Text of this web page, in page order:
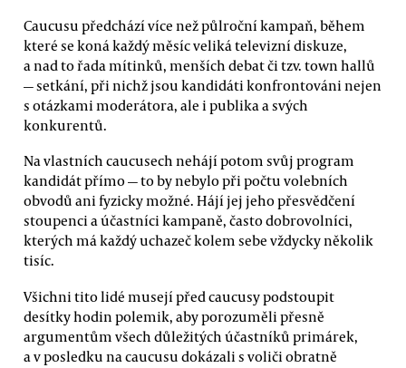
Caucusu předchází více než půlroční kampaň, během
které se koná každý měsíc veliká televizní diskuze,
a nad to řada mítinků, menších debat či tzv. town hallů
— setkání, při nichž jsou kandidáti konfrontováni nejen
s otázkami moderátora, ale i publika a svých
konkurentů.
Na vlastních caucusech nehájí potom svůj program
kandidát přímo — to by nebylo při počtu volebních
obvodů ani fyzicky možné. Hájí jej jeho přesvědčení
stoupenci a účastníci kampaně, často dobrovolníci,
kterých má každý uchazeč kolem sebe vždycky několik
tisíc.
Všichni tito lidé musejí před caucusy podstoupit
desítky hodin polemik, aby porozuměli přesně
argumentům všech důležitých účastníků primárek,
a v posledku na caucusu dokázali s voliči obratně